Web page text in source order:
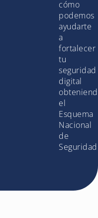
cómo
podemos
ayudarte
a
fortalecer
tu
seguridad
digital
el
Esquema
Nacional
de